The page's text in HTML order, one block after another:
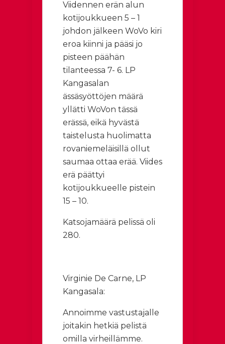
Viidennen erän alun
kotijoukkueen 5 – 1
johdon jälkeen WoVo kiri
eroa kiinni ja pääsi jo
pisteen päähän
tilanteessa 7- 6. LP
Kangasalan
ässäsyöttöjen määrä
yllätti WoVon tässä
erässä, eikä hyvästä
taistelusta huolimatta
rovaniemeläisillä ollut
saumaa ottaa erää. Viides
erä päättyi
kotijoukkueelle pistein
15 – 10.
Katsojamäärä pelissä oli
280.
Virginie De Carne, LP
Kangasala:
Annoimme vastustajalle
joitakin hetkiä pelistä
omilla virheillämme.